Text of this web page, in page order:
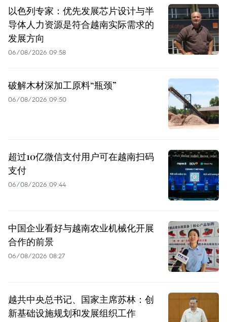
以色列专家：优先发展芯片设计与半
导体人力资源是符合越南实际需求的
发展方向
06/08/2026 09:58
破解木材深加工原料“瓶颈”
06/08/2026 09:50
超过10亿微信支付用户可在越南扫码
支付
06/08/2026 09:44
中国企业看好与越南农业机械化开展
合作的前景
06/08/2026 08:27
越共中央总书记、国家主席苏林：创
新基础设施规划和发展组织工作